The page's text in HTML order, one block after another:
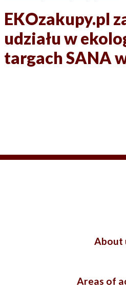
EKOzakupy.pl
udziału w
targach SANA
About
Areas of